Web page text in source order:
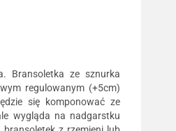
Bransoletka ze sznurka
regulowanym (+5cm)
się komponować ze
wygląda na nadgarstku